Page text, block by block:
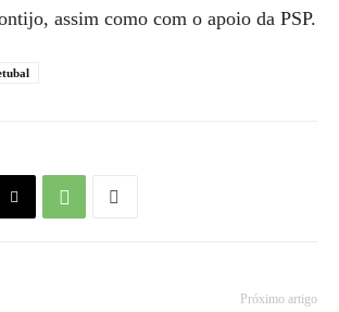
assim como com o apoio da PSP.
Próximo artigo